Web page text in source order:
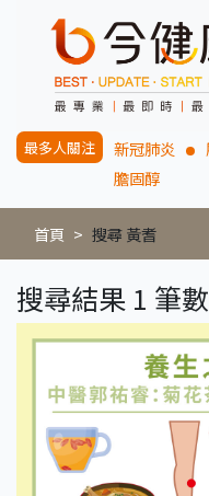
最多人關注 新冠肺炎
膽固醇
首頁 搜尋 黃耆
搜尋結果 1 筆數